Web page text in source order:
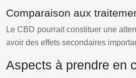
Comparaison aux
Le CBD pourrait constituer une
avoir des effets secondaires
Aspects à prendre en